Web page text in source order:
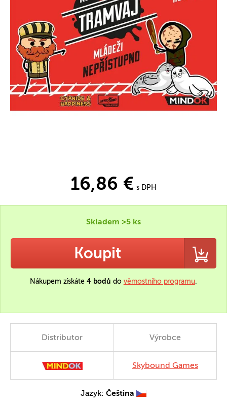
16,86 € s DPH
Skladem >5 ks
Koupit
Nákupem získáte 4 bodů do věrnostního programu.
Distributor Výrobce
Skybound Games
Jazyk: Čeština